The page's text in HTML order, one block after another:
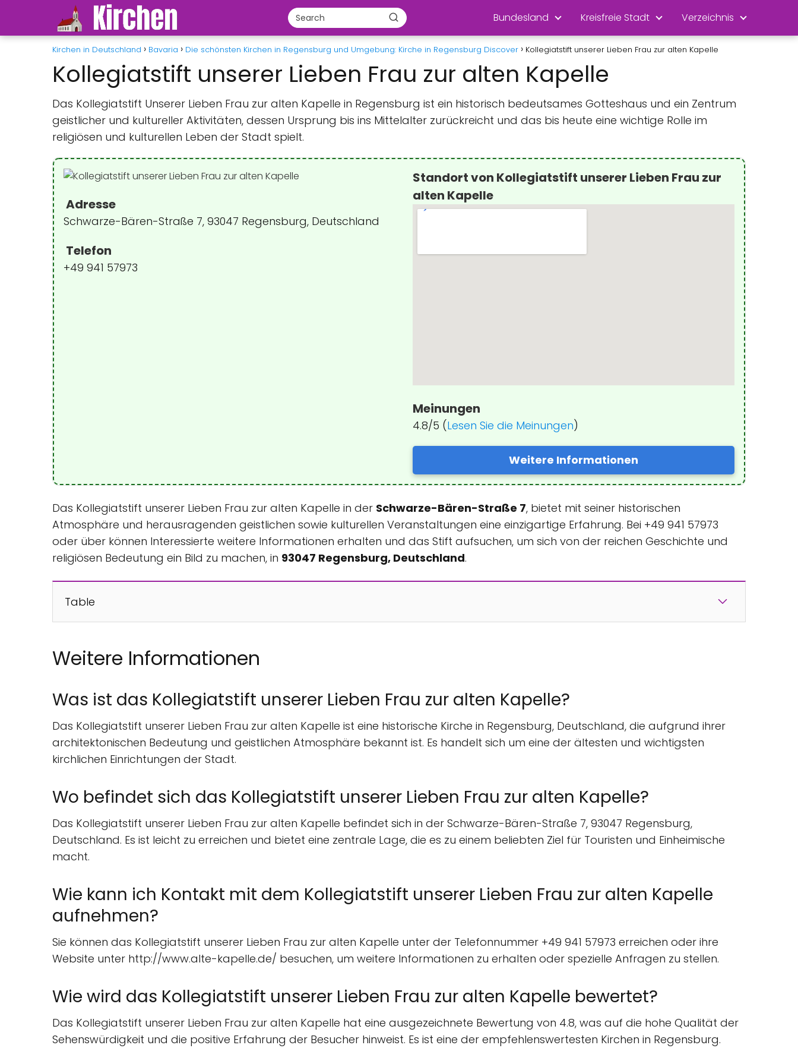
Bundesland Kreisfreie Stadt Verzeichnis
Kirchen in Deutschland Bavaria Die schönsten Kirchen in Regensburg und Umgebung: Kirche in Regensburg Discover Kollegiatstift unserer Lieben Frau zur alten Kapelle
Kollegiatstift unserer Lieben Frau zur alten Kapelle
Das Kollegiatstift Unserer Lieben Frau zur alten Kapelle in Regensburg ist ein historisch bedeutsames Gotteshaus und ein Zentrum
geistlicher und kultureller Aktivitäten, dessen Ursprung bis ins Mittelalter zurückreicht und das bis heute eine wichtige Rolle im
religiösen und kulturellen Leben der Stadt spielt.
Adresse
Schwarze-Bären-Straße 7, 93047 Regensburg, Deutschland
Telefon
+49 941 57973
Standort von Kollegiatstift unserer Lieben Frau zur
alten Kapelle
Meinungen
4.8/5 (Lesen Sie die Meinungen)
Weitere Informationen
Das Kollegiatstift unserer Lieben Frau zur alten Kapelle in der Schwarze-Bären-Straße 7, bietet mit seiner historischen
Atmosphäre und herausragenden geistlichen sowie kulturellen Veranstaltungen eine einzigartige Erfahrung. Bei +49 941 57973
oder über können Interessierte weitere Informationen erhalten und das Stift aufsuchen, um sich von der reichen Geschichte und
religiösen Bedeutung ein Bild zu machen, in 93047 Regensburg, Deutschland.
Table
Weitere Informationen
Was ist das Kollegiatstift unserer Lieben Frau zur alten Kapelle?
Das Kollegiatstift unserer Lieben Frau zur alten Kapelle ist eine historische Kirche in Regensburg, Deutschland, die aufgrund ihrer
architektonischen Bedeutung und geistlichen Atmosphäre bekannt ist. Es handelt sich um eine der ältesten und wichtigsten
kirchlichen Einrichtungen der Stadt.
Wo befindet sich das Kollegiatstift unserer Lieben Frau zur alten Kapelle?
Das Kollegiatstift unserer Lieben Frau zur alten Kapelle befindet sich in der Schwarze-Bären-Straße 7, 93047 Regensburg,
Deutschland. Es ist leicht zu erreichen und bietet eine zentrale Lage, die es zu einem beliebten Ziel für Touristen und Einheimische
macht.
Wie kann ich Kontakt mit dem Kollegiatstift unserer Lieben Frau zur alten Kapelle
aufnehmen?
Sie können das Kollegiatstift unserer Lieben Frau zur alten Kapelle unter der Telefonnummer +49 941 57973 erreichen oder ihre
Website unter http://www.alte-kapelle.de/ besuchen, um weitere Informationen zu erhalten oder spezielle Anfragen zu stellen.
Wie wird das Kollegiatstift unserer Lieben Frau zur alten Kapelle bewertet?
Das Kollegiatstift unserer Lieben Frau zur alten Kapelle hat eine ausgezeichnete Bewertung von 4.8, was auf die hohe Qualität der
Sehenswürdigkeit und die positive Erfahrung der Besucher hinweist. Es ist eine der empfehlenswertesten Kirchen in Regensburg.